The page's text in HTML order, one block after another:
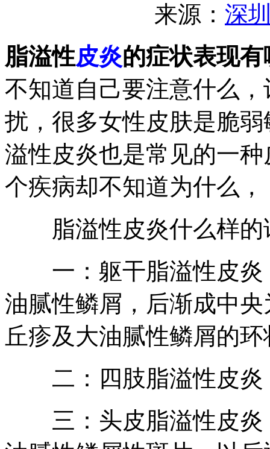
来源： 深
脂溢性皮炎的症状表现有
不知道自己要注意什么
扰，很多女性皮肤是脆
溢性皮炎也是常见的一
个疾病却不知道为什么，
脂溢性皮炎什么样的
一：躯干脂溢性皮炎
油腻性鳞屑，后渐成中
丘疹及大油腻性鳞屑的
二：四肢脂溢性皮炎
三：头皮脂溢性皮炎